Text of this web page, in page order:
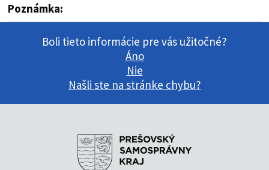
Poznámka:
Boli tieto informácie pre vás užitočné?
Áno
Nie
Našli ste na stránke chybu?